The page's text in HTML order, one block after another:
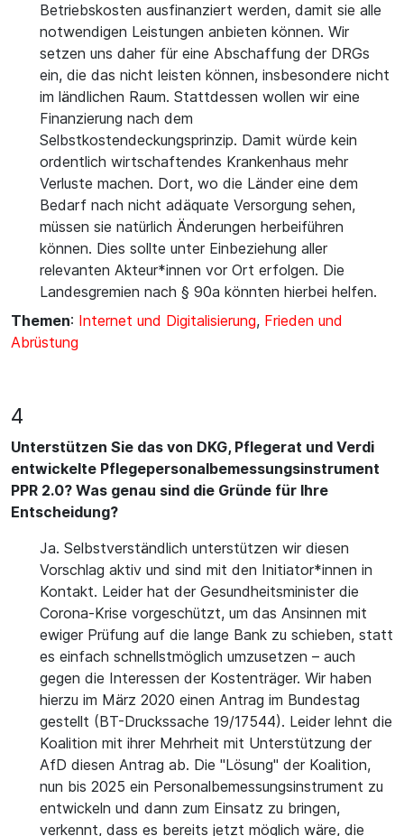
Betriebskosten ausfinanziert werden, damit sie alle
notwendigen Leistungen anbieten können. Wir
setzen uns daher für eine Abschaffung der DRGs
ein, die das nicht leisten können, insbesondere nicht
im ländlichen Raum. Stattdessen wollen wir eine
Finanzierung nach dem
Selbstkostendeckungsprinzip. Damit würde kein
ordentlich wirtschaftendes Krankenhaus mehr
Verluste machen. Dort, wo die Länder eine dem
Bedarf nach nicht adäquate Versorgung sehen,
müssen sie natürlich Änderungen herbeiführen
können. Dies sollte unter Einbeziehung aller
relevanten Akteur*innen vor Ort erfolgen. Die
Landesgremien nach § 90a könnten hierbei helfen.
Themen: Internet und Digitalisierung, Frieden und
Abrüstung
4
Unterstützen Sie das von DKG, Pflegerat und Verdi
entwickelte Pflegepersonalbemessungsinstrument
PPR 2.0? Was genau sind die Gründe für Ihre
Entscheidung?
Ja. Selbstverständlich unterstützen wir diesen
Vorschlag aktiv und sind mit den Initiator*innen in
Kontakt. Leider hat der Gesundheitsminister die
Corona-Krise vorgeschützt, um das Ansinnen mit
ewiger Prüfung auf die lange Bank zu schieben, statt
es einfach schnellstmöglich umzusetzen – auch
gegen die Interessen der Kostenträger. Wir haben
hierzu im März 2020 einen Antrag im Bundestag
gestellt (BT-Druckssache 19/17544). Leider lehnt die
Koalition mit ihrer Mehrheit mit Unterstützung der
AfD diesen Antrag ab. Die "Lösung" der Koalition,
nun bis 2025 ein Personalbemessungsinstrument zu
entwickeln und dann zum Einsatz zu bringen,
verkennt, dass es bereits jetzt möglich wäre, die